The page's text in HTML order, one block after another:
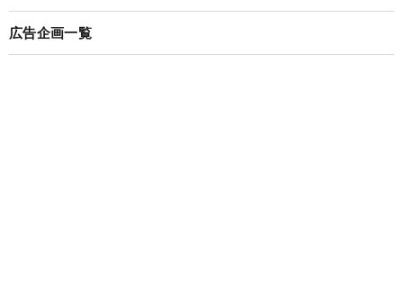
広告企画一覧